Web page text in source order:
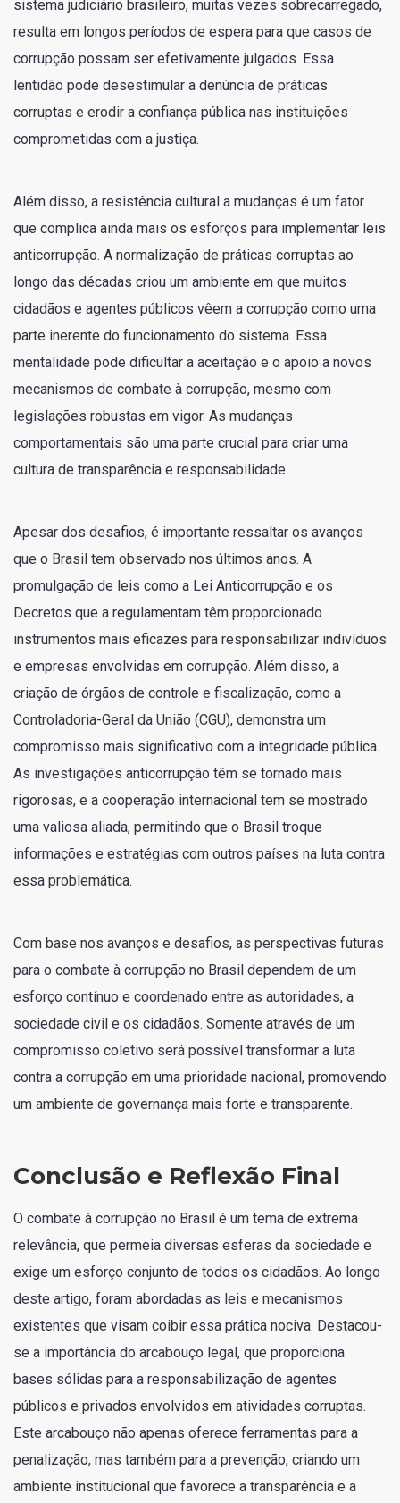
sistema judiciário brasileiro, muitas vezes sobrecarregado,
resulta em longos períodos de espera para que casos de
corrupção possam ser efetivamente julgados. Essa
lentidão pode desestimular a denúncia de práticas
corruptas e erodir a confiança pública nas instituições
comprometidas com a justiça.
Além disso, a resistência cultural a mudanças é um fator
que complica ainda mais os esforços para implementar leis
anticorrupção. A normalização de práticas corruptas ao
longo das décadas criou um ambiente em que muitos
cidadãos e agentes públicos vêem a corrupção como uma
parte inerente do funcionamento do sistema. Essa
mentalidade pode dificultar a aceitação e o apoio a novos
mecanismos de combate à corrupção, mesmo com
legislações robustas em vigor. As mudanças
comportamentais são uma parte crucial para criar uma
cultura de transparência e responsabilidade.
Apesar dos desafios, é importante ressaltar os avanços
que o Brasil tem observado nos últimos anos. A
promulgação de leis como a Lei Anticorrupção e os
Decretos que a regulamentam têm proporcionado
instrumentos mais eficazes para responsabilizar indivíduos
e empresas envolvidas em corrupção. Além disso, a
criação de órgãos de controle e fiscalização, como a
Controladoria-Geral da União (CGU), demonstra um
compromisso mais significativo com a integridade pública.
As investigações anticorrupção têm se tornado mais
rigorosas, e a cooperação internacional tem se mostrado
uma valiosa aliada, permitindo que o Brasil troque
informações e estratégias com outros países na luta contra
essa problemática.
Com base nos avanços e desafios, as perspectivas futuras
para o combate à corrupção no Brasil dependem de um
esforço contínuo e coordenado entre as autoridades, a
sociedade civil e os cidadãos. Somente através de um
compromisso coletivo será possível transformar a luta
contra a corrupção em uma prioridade nacional, promovendo
um ambiente de governança mais forte e transparente.
Conclusão e Reflexão Final
O combate à corrupção no Brasil é um tema de extrema
relevância, que permeia diversas esferas da sociedade e
exige um esforço conjunto de todos os cidadãos. Ao longo
deste artigo, foram abordadas as leis e mecanismos
existentes que visam coibir essa prática nociva. Destacou-
se a importância do arcabouço legal, que proporciona
bases sólidas para a responsabilização de agentes
públicos e privados envolvidos em atividades corruptas.
Este arcabouço não apenas oferece ferramentas para a
penalização, mas também para a prevenção, criando um
ambiente institucional que favorece a transparência e a